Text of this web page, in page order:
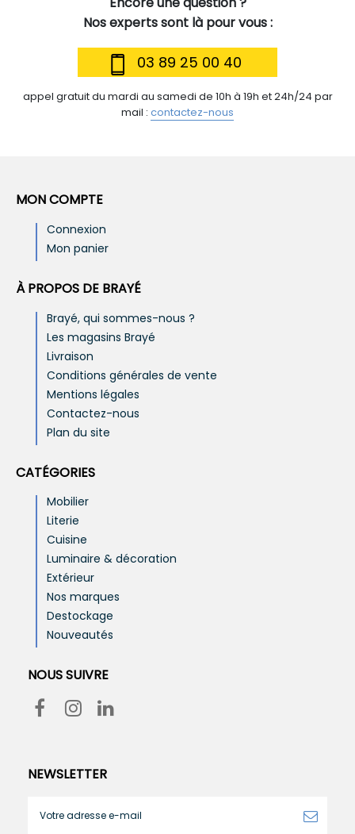
Nos experts sont là pour vous :
03 89 25 00 40
appel gratuit du mardi au samedi de 10h à 19h et 24h/24 par
mail : contactez-nous
MON COMPTE
Connexion
Mon panier
À PROPOS DE BRAYÉ
Brayé, qui sommes-nous ?
Les magasins Brayé
Livraison
Conditions générales de vente
Mentions légales
Contactez-nous
Plan du site
CATÉGORIES
Mobilier
Literie
Cuisine
Luminaire & décoration
Extérieur
Nos marques
Destockage
Nouveautés
NOUS SUIVRE
NEWSLETTER